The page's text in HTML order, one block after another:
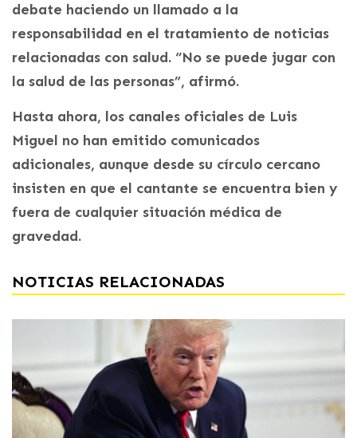
debate haciendo un llamado a la
responsabilidad en el tratamiento de noticias
relacionadas con salud. “No se puede jugar con
la salud de las personas”, afirmó.
Hasta ahora, los canales oficiales de Luis
Miguel no han emitido comunicados
adicionales, aunque desde su círculo cercano
insisten en que el cantante se encuentra bien y
fuera de cualquier situación médica de
gravedad.
NOTICIAS RELACIONADAS